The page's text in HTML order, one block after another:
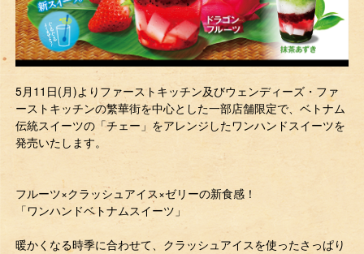
5月11日(月)よりファーストキッチン及びウェンディーズ・ファ
ーストキッチンの繁華街を中心とした一部店舗限定で、ベトナム
伝統スイーツの「チェー」をアレンジしたワンハンドスイーツを
発売いたします。
フルーツ×クラッシュアイス×ゼリーの新食感！
「ワンハンドベトナムスイーツ」
暖かくなる時季に合わせて、クラッシュアイスを使ったさっぱり